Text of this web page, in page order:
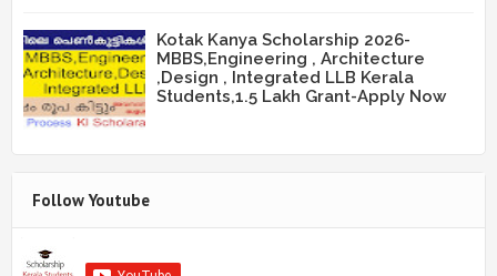
Kotak Kanya Scholarship 2026-
MBBS,Engineering , Architecture
,Design , Integrated LLB Kerala
Students,1.5 Lakh Grant-Apply Now
Follow Youtube